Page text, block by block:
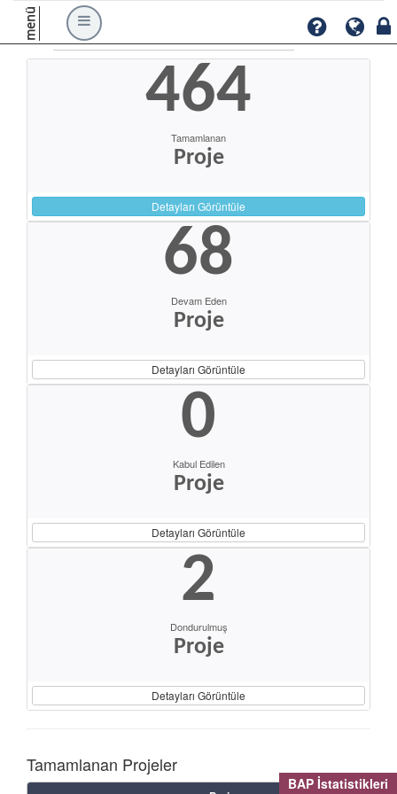
BAP İstatistikleri
menü
464
Tamamlanan
Proje
Detayları Görüntüle
68
Devam Eden
Proje
Detayları Görüntüle
0
Kabul Edilen
Proje
Detayları Görüntüle
2
Dondurulmuş
Proje
Detayları Görüntüle
Tamamlanan Projeler